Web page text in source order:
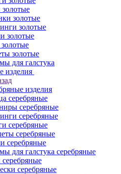
золотые
золотые
золотые
золотые
для галстука
изделия
изделия
серебряные
серебряные
серебряные
серебряные
серебряные
серебряные
для галстука серебряные
серебряные